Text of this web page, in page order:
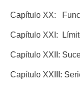
Capítulo XX:
Capítulo XXI:
Capítulo XXII:
Capítulo XXIII: